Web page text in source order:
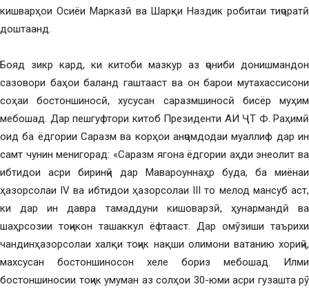
кишварҳои Осиёи Марказӣ ва Шарқи Наздик робитаи тиҷоратӣ
доштаанд.
Бояд зикр кард, ки китоби мазкур аз ҷониби донишмандон
сазовори баҳои баланд гаштааст ва он барои мутахассисони
соҳаи бостоншиносӣ, хусусан саразмшиносӣ бисёр муҳим
мебошад. Дар пешгуфтори китоб Президенти АИ ҶТ Ф. Раҳимӣ
оид ба ёдгории Саразм ва корҳои анҷомдодаи муаллиф дар ин
самт чунин менигорад: «Саразм ягона ёдгории аҳди энеолит ва
ибтидои асри биринҷӣ дар Мавароуннаҳр буда, ба миёнаи
ҳазорсолаи IV ва ибтидои ҳазорсолаи III то мелод мансуб аст,
ки дар ин давра тамаддуни кишоварзӣ, ҳунармандӣ ва
шаҳрсозии тоҷикон ташаккул ёфтааст. Дар омӯзиши таърихи
чандинҳазорсолаи халқи тоҷик нақши олимони ватанию хориҷӣ,
махсусан бостоншиносон хеле бориз мебошад. Илми
бостоншиносии тоҷик умуман аз солҳои 30-юми асри гузашта рӯ